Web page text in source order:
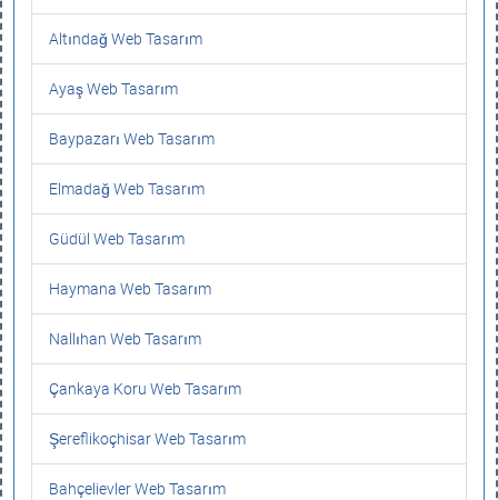
Altındağ Web Tasarım
Ayaş Web Tasarım
Baypazarı Web Tasarım
Elmadağ Web Tasarım
Güdül Web Tasarım
Haymana Web Tasarım
Nallıhan Web Tasarım
Çankaya Koru Web Tasarım
Şereflikoçhisar Web Tasarım
Bahçelievler Web Tasarım